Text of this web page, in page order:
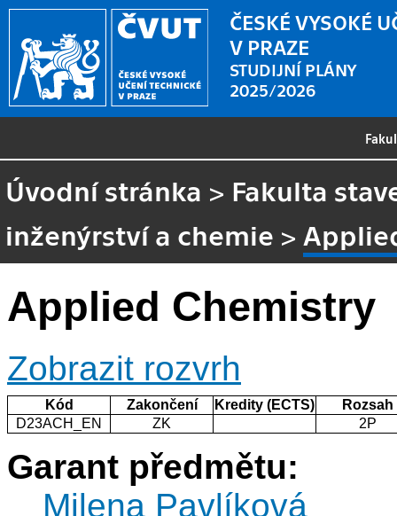
ČESKÉ VYSOKÉ
V PRAZE
STUDIJNÍ PLÁNY
2025/2026
Úvodní stránka > Fakulta
inženýrství a chemie >
Applied Chemistry
Zobrazit rozvrh
Kód Zakončení Kredity (ECTS)
Rozsah
D23ACH_EN
ZK 2P
Garant předmětu:
Milena Pavlíková